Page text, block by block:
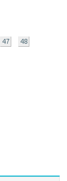
47 48